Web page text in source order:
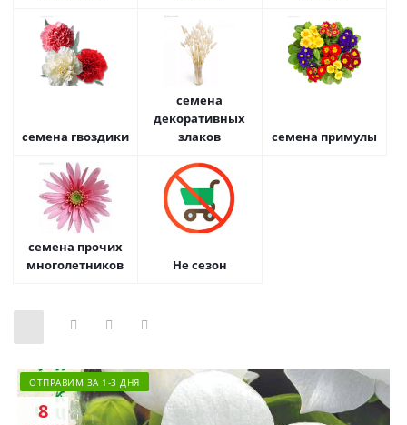
семена гвоздики
семена
декоративных
злаков
семена примулы
семена прочих
многолетников
Не сезон
ОТПРАВИМ ЗА 1-3 ДНЯ
8